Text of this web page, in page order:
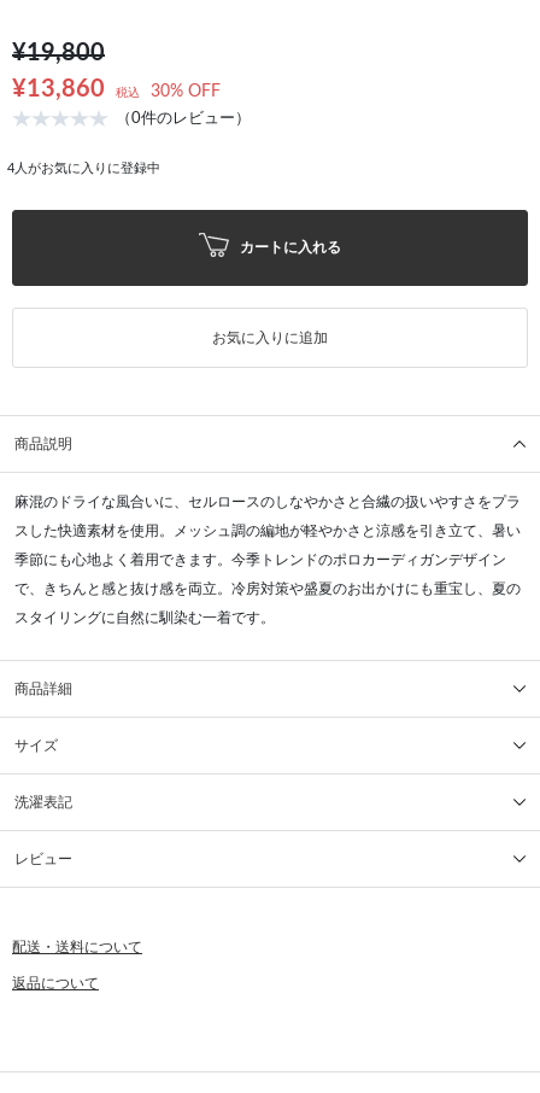
¥19,800
¥13,860
税込 30% OFF
（0件のレビュー）
4 人がお気に入りに登録中
カートに入れる
お気に入りに追加
商品説明
麻混のドライな風合いに、セルロースのしなやかさと合繊の扱いやすさをプラ
スした快適素材を使用。メッシュ調の編地が軽やかさと涼感を引き立て、暑い
季節にも心地よく着用できます。今季トレンドのポロカーディガンデザイン
で、きちんと感と抜け感を両立。冷房対策や盛夏のお出かけにも重宝し、夏の
スタイリングに自然に馴染む一着です。
商品詳細
サイズ
洗濯表記
レビュー
配送・送料について
返品について